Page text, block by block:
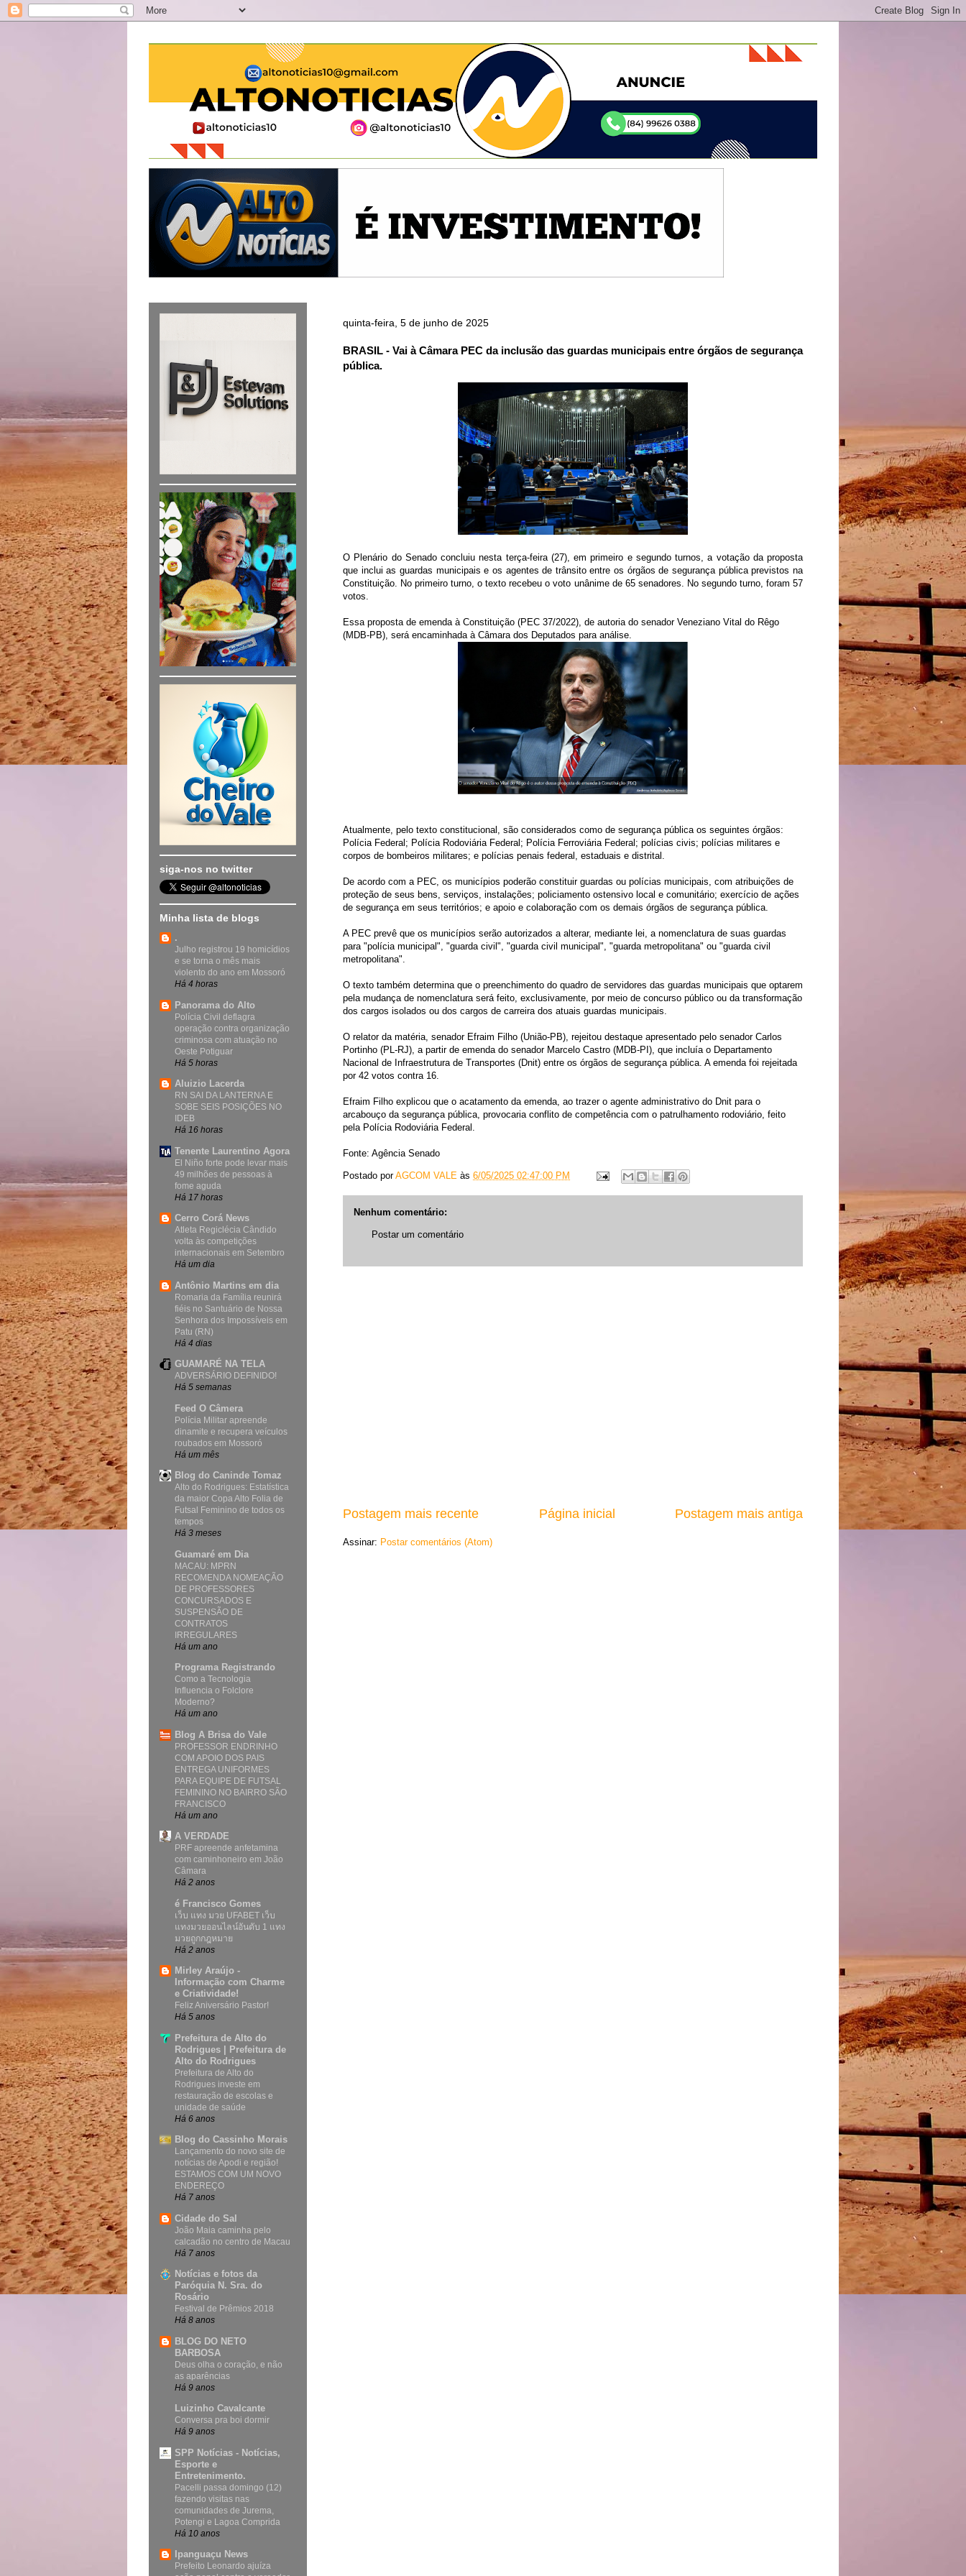
quinta-feira, 5 de junho de 2025
BRASIL - Vai à Câmara PEC da inclusão das guardas municipais entre órgãos de segurança
pública.
O Plenário do Senado concluiu nesta terça-feira (27), em primeiro e segundo turnos, a votação da proposta
que inclui as guardas municipais e os agentes de trânsito entre os órgãos de segurança pública previstos na
Constituição. No primeiro turno, o texto recebeu o voto unânime de 65 senadores. No segundo turno, foram 57
votos.
Essa proposta de emenda à Constituição (PEC 37/2022), de autoria do senador Veneziano Vital do Rêgo
(MDB-PB), será encaminhada à Câmara dos Deputados para análise.
Atualmente, pelo texto constitucional, são considerados como de segurança pública os seguintes órgãos:
Polícia Federal; Polícia Rodoviária Federal; Polícia Ferroviária Federal; polícias civis; polícias militares e
corpos de bombeiros militares; e polícias penais federal, estaduais e distrital.
De acordo com a PEC, os municípios poderão constituir guardas ou polícias municipais, com atribuições de
proteção de seus bens, serviços, instalações; policiamento ostensivo local e comunitário; exercício de ações
de segurança em seus territórios; e apoio e colaboração com os demais órgãos de segurança pública.
A PEC prevê que os municípios serão autorizados a alterar, mediante lei, a nomenclatura de suas guardas
para "polícia municipal", "guarda civil", "guarda civil municipal", "guarda metropolitana" ou "guarda civil
metropolitana".
O texto também determina que o preenchimento do quadro de servidores das guardas municipais que optarem
pela mudança de nomenclatura será feito, exclusivamente, por meio de concurso público ou da transformação
dos cargos isolados ou dos cargos de carreira dos atuais guardas municipais.
O relator da matéria, senador Efraim Filho (União-PB), rejeitou destaque apresentado pelo senador Carlos
Portinho (PL-RJ), a partir de emenda do senador Marcelo Castro (MDB-PI), que incluía o Departamento
Nacional de Infraestrutura de Transportes (Dnit) entre os órgãos de segurança pública. A emenda foi rejeitada
por 42 votos contra 16.
Efraim Filho explicou que o acatamento da emenda, ao trazer o agente administrativo do Dnit para o
arcabouço da segurança pública, provocaria conflito de competência com o patrulhamento rodoviário, feito
pela Polícia Rodoviária Federal.
Fonte: Agência Senado
Postado porAGCOM VALE às 6/05/2025 02:47:00 PM
Nenhum comentário:
Postar um comentário
Postagem mais recente Postagem mais antiga
Página inicial
Assinar: Postar comentários (Atom)
siga-nos no twitter
Minha lista de blogs
.
Julho registrou 19 homicídios
e se torna o mês mais
violento do ano em Mossoró
Há 4 horas
Panorama do Alto
Polícia Civil deflagra
operação contra organização
criminosa com atuação no
Oeste Potiguar
Há 5 horas
Aluizio Lacerda
RN SAI DA LANTERNA E
SOBE SEIS POSIÇÕES NO
IDEB
Há 16 horas
Tenente Laurentino Agora
El Niño forte pode levar mais
49 milhões de pessoas à
fome aguda
Há 17 horas
Cerro Corá News
Atleta Regiclécia Cândido
volta às competições
internacionais em Setembro
Há um dia
Antônio Martins em dia
Romaria da Família reunirá
fiéis no Santuário de Nossa
Senhora dos Impossíveis em
Patu (RN)
Há 4 dias
GUAMARÉ NA TELA
ADVERSÁRIO DEFINIDO!
Há 5 semanas
Feed O Câmera
Polícia Militar apreende
dinamite e recupera veículos
roubados em Mossoró
Há um mês
Blog do Caninde Tomaz
Alto do Rodrigues: Estatística
da maior Copa Alto Folia de
Futsal Feminino de todos os
tempos
Há 3 meses
Guamaré em Dia
MACAU: MPRN
RECOMENDA NOMEAÇÃO
DE PROFESSORES
CONCURSADOS E
SUSPENSÃO DE
CONTRATOS
IRREGULARES
Há um ano
Programa Registrando
Como a Tecnologia
Influencia o Folclore
Moderno?
Há um ano
Blog A Brisa do Vale
PROFESSOR ENDRINHO
COM APOIO DOS PAIS
ENTREGA UNIFORMES
PARA EQUIPE DE FUTSAL
FEMININO NO BAIRRO SÃO
FRANCISCO
Há um ano
A VERDADE
PRF apreende anfetamina
com caminhoneiro em João
Câmara
Há 2 anos
é Francisco Gomes
เว็บ แทง มวย UFABET เว็บ
แทงมวยออนไลน์อันดับ 1 แทง
มวยถูกกฎหมาย
Há 2 anos
Mirley Araújo -
Informação com Charme
e Criatividade!
Feliz Aniversário Pastor!
Há 5 anos
Prefeitura de Alto do
Rodrigues | Prefeitura de
Alto do Rodrigues
Prefeitura de Alto do
Rodrigues investe em
restauração de escolas e
unidade de saúde
Há 6 anos
Blog do Cassinho Morais
Lançamento do novo site de
notícias de Apodi e região!
ESTAMOS COM UM NOVO
ENDEREÇO
Há 7 anos
Cidade do Sal
João Maia caminha pelo
calcadão no centro de Macau
Há 7 anos
Notícias e fotos da
Paróquia N. Sra. do
Rosário
Festival de Prêmios 2018
Há 8 anos
BLOG DO NETO
BARBOSA
Deus olha o coração, e não
as aparências
Há 9 anos
Luizinho Cavalcante
Conversa pra boi dormir
Há 9 anos
SPP Notícias - Notícias,
Esporte e
Entretenimento.
Pacelli passa domingo (12)
fazendo visitas nas
comunidades de Jurema,
Potengi e Lagoa Comprida
Há 10 anos
Ipanguaçu News
Prefeito Leonardo ajuíza